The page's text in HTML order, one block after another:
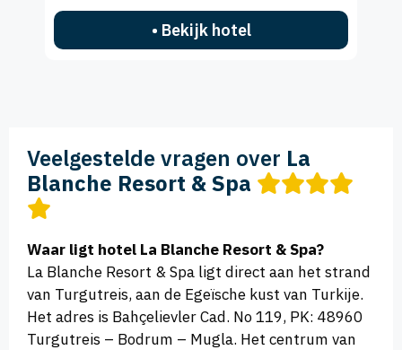
• Bekijk hotel
Veelgestelde vragen over La
Blanche Resort & Spa
Waar ligt hotel La Blanche Resort & Spa?
La Blanche Resort & Spa ligt direct aan het strand
van Turgutreis, aan de Egeïsche kust van Turkije.
Het adres is Bahçelievler Cad. No 119, PK: 48960
Turgutreis – Bodrum – Mugla. Het centrum van